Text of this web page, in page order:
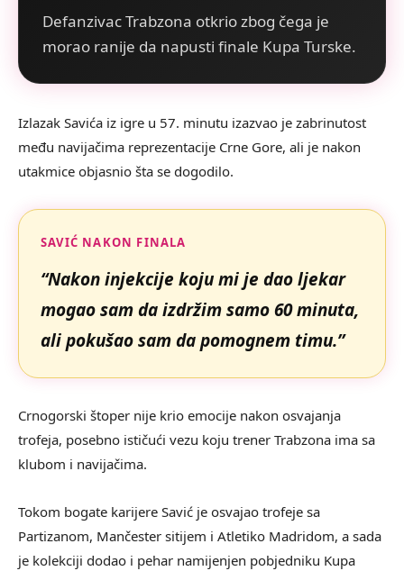
Defanzivac Trabzona otkrio zbog čega je
morao ranije da napusti finale Kupa Turske.
Izlazak Savića iz igre u 57. minutu izazvao je zabrinutost
među navijačima reprezentacije Crne Gore, ali je nakon
utakmice objasnio šta se dogodilo.
SAVIĆ NAKON FINALA
“Nakon injekcije koju mi je dao ljekar
mogao sam da izdržim samo 60 minuta,
ali pokušao sam da pomognem timu.”
Crnogorski štoper nije krio emocije nakon osvajanja
trofeja, posebno ističući vezu koju trener Trabzona ima sa
klubom i navijačima.
Tokom bogate karijere Savić je osvajao trofeje sa
Partizanom, Mančester sitijem i Atletiko Madridom, a sada
je kolekciji dodao i pehar namijenjen pobjedniku Kupa